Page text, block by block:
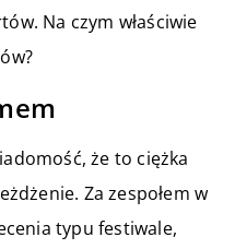
Na czym właściwie
że to ciężka
Za zespołem w
typu festiwale,